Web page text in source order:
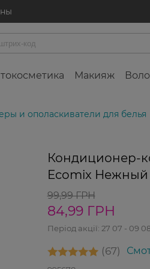
Макияж
и ополаскиватели для белья
Кондиционер-
Ecomix Нежный
99,99 ГРН
84,99 ГРН
Період акції: 27 07 - 09
67